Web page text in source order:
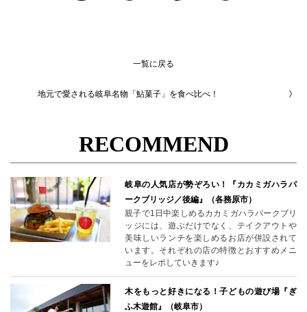
一覧に戻る
地元で愛される岐阜名物「鮎菓子」を食べ比べ！
RECOMMEND
岐阜の人気店が勢ぞろい！『カカミガハラパ
ークブリッジ／後編』（各務原市）
親子で1日中楽しめるカカミガハラパークブリ
ッジには、遊ぶだけでなく、テイクアウトや
美味しいランチを楽しめるお店が併設されて
います。それぞれの店の特徴とおすすめメニ
ューをレポしていきます♪
木をもっと好きになる！子どもの遊び場『ぎ
ふ木遊館』（岐阜市）